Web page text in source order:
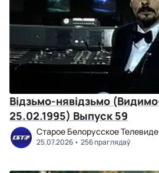
Відзьмо-нявідзьмо
25.02.1995) Выпуск 59
Старое Белорусское
25.07.2026 256 праглядаў